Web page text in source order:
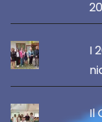
I
Il